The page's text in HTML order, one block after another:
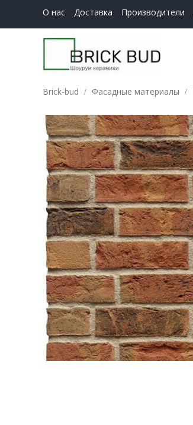
О нас Доставка Производители
Brick-bud Фасадные материалы